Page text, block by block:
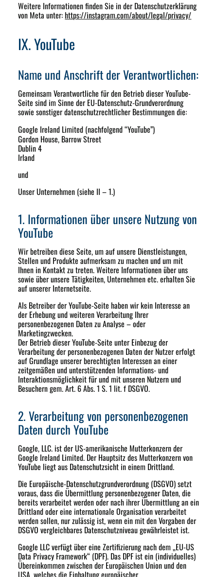
Weitere Informationen finden Sie in der Datenschutzerklärung
von Meta unter: https://instagram.com/about/legal/privacy/
IX. YouTube
Name und Anschrift der Verantwortlichen:
Gemeinsam Verantwortliche für den Betrieb dieser YouTube-
Seite sind im Sinne der EU-Datenschutz-Grundverordnung
sowie sonstiger datenschutzrechtlicher Bestimmungen die:
Google Ireland Limited (nachfolgend “YouTube”)
Gordon House, Barrow Street
Dublin 4
Irland
und
Unser Unternehmen (siehe II – 1.)
1. Informationen über unsere Nutzung von
YouTube
Wir betreiben diese Seite, um auf unsere Dienstleistungen,
Stellen und Produkte aufmerksam zu machen und um mit
Ihnen in Kontakt zu treten. Weitere Informationen über uns
sowie über unsere Tätigkeiten, Unternehmen etc. erhalten Sie
auf unserer Internetseite.
Als Betreiber der YouTube-Seite haben wir kein Interesse an
der Erhebung und weiteren Verarbeitung Ihrer
personenbezogenen Daten zu Analyse – oder
Marketingzwecken.
Der Betrieb dieser YouTube-Seite unter Einbezug der
Verarbeitung der personenbezogenen Daten der Nutzer erfolgt
auf Grundlage unserer berechtigten Interessen an einer
zeitgemäßen und unterstützenden Informations- und
Interaktionsmöglichkeit für und mit unseren Nutzern und
Besuchern gem. Art. 6 Abs. 1 S. 1 lit. f DSGVO.
2. Verarbeitung von personenbezogenen
Daten durch YouTube
Google, LLC. ist der US-amerikanische Mutterkonzern der
Google Ireland Limited. Der Hauptsitz des Mutterkonzern von
YouTube liegt aus Datenschutzsicht in einem Drittland.
Die Europäische-Datenschutzgrundverordnung (DSGVO) setzt
voraus, dass die Übermittlung personenbezogener Daten, die
bereits verarbeitet werden oder nach ihrer Übermittlung an ein
Drittland oder eine internationale Organisation verarbeitet
werden sollen, nur zulässig ist, wenn ein mit den Vorgaben der
DSGVO vergleichbares Datenschutzniveau gewährleistet ist.
Google LLC verfügt über eine Zertifizierung nach dem „EU-US
Data Privacy Framework“ (DPF). Das DPF ist ein (individuelles)
Übereinkommen zwischen der Europäischen Union und den